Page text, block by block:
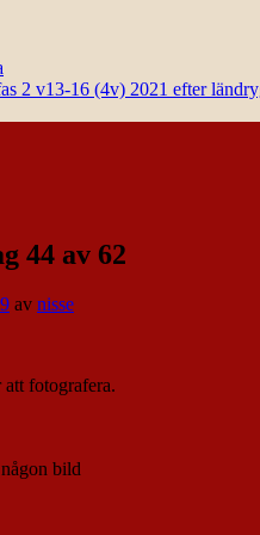
2 v13-16 (4v) 2021 efter
44 av 62
av nisse
fotografera.
bild